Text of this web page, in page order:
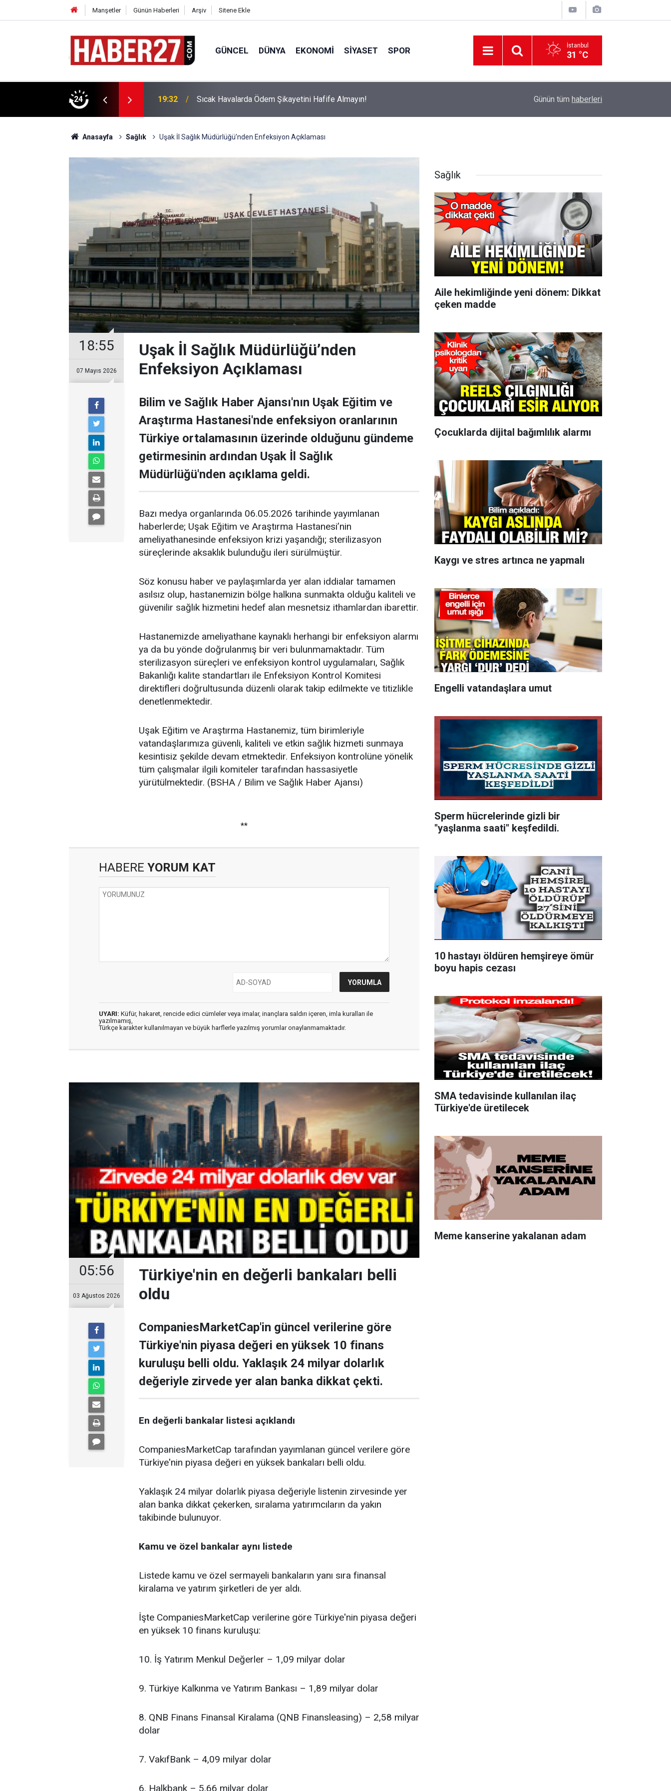
Manşetler Günün Haberleri Arşiv Sitene Ekle
GÜNCEL DÜNYA EKONOMI SIYASET SPOR İstanbul
31 °C
24 19:32 Sıcak Havalarda Ödem Şikayetini Hafife Almayın! İzmir 112’de Kan Donduran İddialar!
Günün tüm haberleri
Anasayfa Sağlık Uşak İl Sağlık Müdürlüğü’nden Enfeksiyon Açıklaması
18:55
07 Mayıs 2026
Uşak İl Sağlık Müdürlüğü’nden
Enfeksiyon Açıklaması
Bilim ve Sağlık Haber Ajansı'nın Uşak Eğitim ve
Araştırma Hastanesi'nde enfeksiyon oranlarının
Türkiye ortalamasının üzerinde olduğunu gündeme
getirmesinin ardından Uşak İl Sağlık
Müdürlüğü'nden açıklama geldi.
Bazı medya organlarında 06.05.2026 tarihinde yayımlanan
haberlerde; Uşak Eğitim ve Araştırma Hastanesi’nin
ameliyathanesinde enfeksiyon krizi yaşandığı; sterilizasyon
süreçlerinde aksaklık bulunduğu ileri sürülmüştür.
Söz konusu haber ve paylaşımlarda yer alan iddialar tamamen
asılsız olup, hastanemizin bölge halkına sunmakta olduğu kaliteli ve
güvenilir sağlık hizmetini hedef alan mesnetsiz ithamlardan ibarettir.
Hastanemizde ameliyathane kaynaklı herhangi bir enfeksiyon alarmı
ya da bu yönde doğrulanmış bir veri bulunmamaktadır. Tüm
sterilizasyon süreçleri ve enfeksiyon kontrol uygulamaları, Sağlık
Bakanlığı kalite standartları ile Enfeksiyon Kontrol Komitesi
direktifleri doğrultusunda düzenli olarak takip edilmekte ve titizlikle
denetlenmektedir.
Uşak Eğitim ve Araştırma Hastanemiz, tüm birimleriyle
vatandaşlarımıza güvenli, kaliteli ve etkin sağlık hizmeti sunmaya
kesintisiz şekilde devam etmektedir. Enfeksiyon kontrolüne yönelik
tüm çalışmalar ilgili komiteler tarafından hassasiyetle
yürütülmektedir. (BSHA / Bilim ve Sağlık Haber Ajansı)
**
HABERE YORUM KAT
UYARI: Küfür, hakaret, rencide edici cümleler veya imalar, inançlara saldırı içeren, imla kuralları ile
yazılmamış,
Türkçe karakter kullanılmayan ve büyük harflerle yazılmış yorumlar onaylanmamaktadır.
05:56
03 Ağustos 2026
Türkiye'nin en değerli bankaları belli
oldu
CompaniesMarketCap'in güncel verilerine göre
Türkiye'nin piyasa değeri en yüksek 10 finans
kuruluşu belli oldu. Yaklaşık 24 milyar dolarlık
değeriyle zirvede yer alan banka dikkat çekti.
En değerli bankalar listesi açıklandı
CompaniesMarketCap tarafından yayımlanan güncel verilere göre
Türkiye'nin piyasa değeri en yüksek bankaları belli oldu.
Yaklaşık 24 milyar dolarlık piyasa değeriyle listenin zirvesinde yer
alan banka dikkat çekerken, sıralama yatırımcıların da yakın
takibinde bulunuyor.
Kamu ve özel bankalar aynı listede
Listede kamu ve özel sermayeli bankaların yanı sıra finansal
kiralama ve yatırım şirketleri de yer aldı.
İşte CompaniesMarketCap verilerine göre Türkiye'nin piyasa değeri
en yüksek 10 finans kuruluşu:
10. İş Yatırım Menkul Değerler – 1,09 milyar dolar
9. Türkiye Kalkınma ve Yatırım Bankası – 1,89 milyar dolar
8. QNB Finans Finansal Kiralama (QNB Finansleasing) – 2,58 milyar
dolar
7. VakıfBank – 4,09 milyar dolar
6. Halkbank – 5,66 milyar dolar
Sağlık
Aile hekimliğinde yeni dönem: Dikkat
çeken madde
Çocuklarda dijital bağımlılık alarmı
Kaygı ve stres artınca ne yapmalı
Engelli vatandaşlara umut
Sperm hücrelerinde gizli bir
"yaşlanma saati" keşfedildi.
10 hastayı öldüren hemşireye ömür
boyu hapis cezası
SMA tedavisinde kullanılan ilaç
Türkiye'de üretilecek
Meme kanserine yakalanan adam